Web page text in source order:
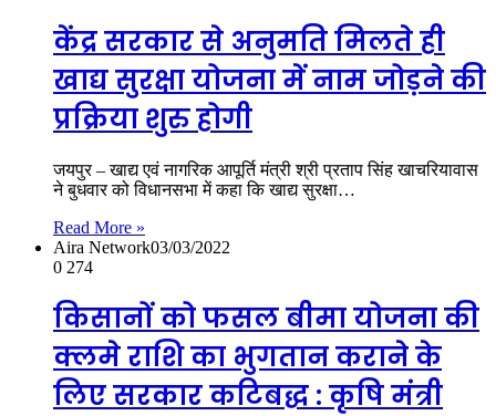
केंद्र सरकार से अनुमति मिलते ही
खाद्य सुरक्षा योजना में नाम जोड़ने की
प्रक्रिया शुरु होगी
जयपुर – खाद्य एवं नागरिक आपूर्ति मंत्री श्री प्रताप सिंह खाचरियावास
ने बुधवार को विधानसभा में कहा कि खाद्य सुरक्षा…
Read More »
Aira Network03/03/2022
0 274
किसानों को फसल बीमा योजना की
क्लमे राशि का भुगतान कराने के
लिए सरकार कटिबद्ध : कृषि मंत्री